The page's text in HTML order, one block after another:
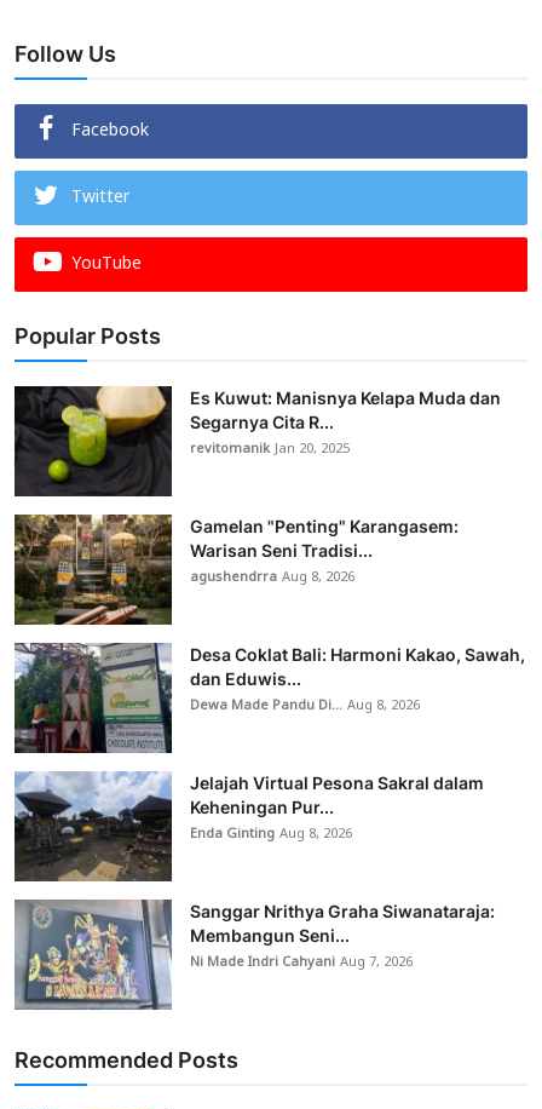
Follow Us
Facebook
Twitter
YouTube
Popular Posts
Es Kuwut: Manisnya Kelapa Muda dan
Segarnya Cita R...
revitomanikJan 20, 2025
Gamelan "Penting" Karangasem:
Warisan Seni Tradisi...
agushendrraAug 8, 2026
Desa Coklat Bali: Harmoni Kakao, Sawah,
dan Eduwis...
Dewa Made Pandu Di...Aug 8, 2026
Jelajah Virtual Pesona Sakral dalam
Keheningan Pur...
Enda GintingAug 8, 2026
Sanggar Nrithya Graha Siwanataraja:
Membangun Seni...
Ni Made Indri CahyaniAug 7, 2026
Recommended Posts